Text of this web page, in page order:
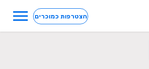
הצטרפות כמוכרים menu